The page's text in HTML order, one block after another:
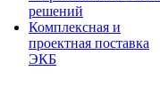
решений
Комплексная и
проектная поставка
ЭКБ